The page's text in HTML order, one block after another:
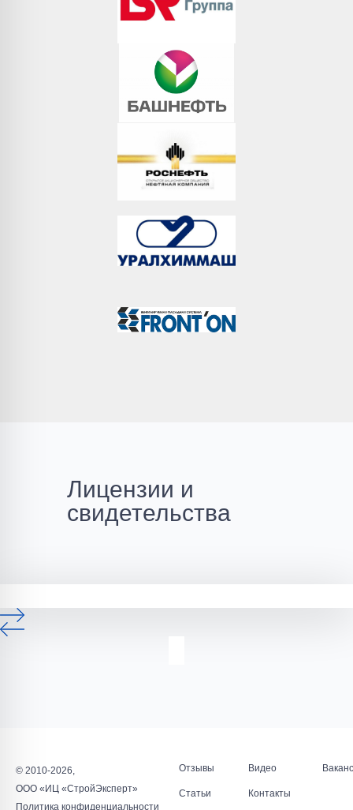
Лицензии и
свидетельства
© 2010-2026,
ООО «ИЦ «СтройЭксперт»
Политика конфиденциальности
Отзывы
Статьи
Видео
Контакты